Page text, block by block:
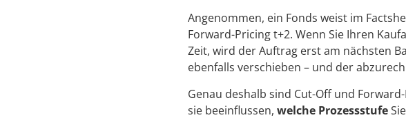
Angenommen, ein Fonds weist im
Forward-Pricing t+2. Wenn Sie Ihren
Zeit, wird der Auftrag erst am nächsten
ebenfalls verschieben – und der
Genau deshalb sind Cut-Off und
sie beeinflussen, welche Prozessstufe